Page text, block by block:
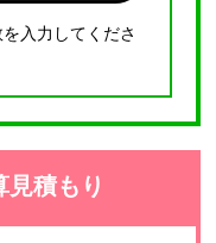
入力してくださ
見積もり